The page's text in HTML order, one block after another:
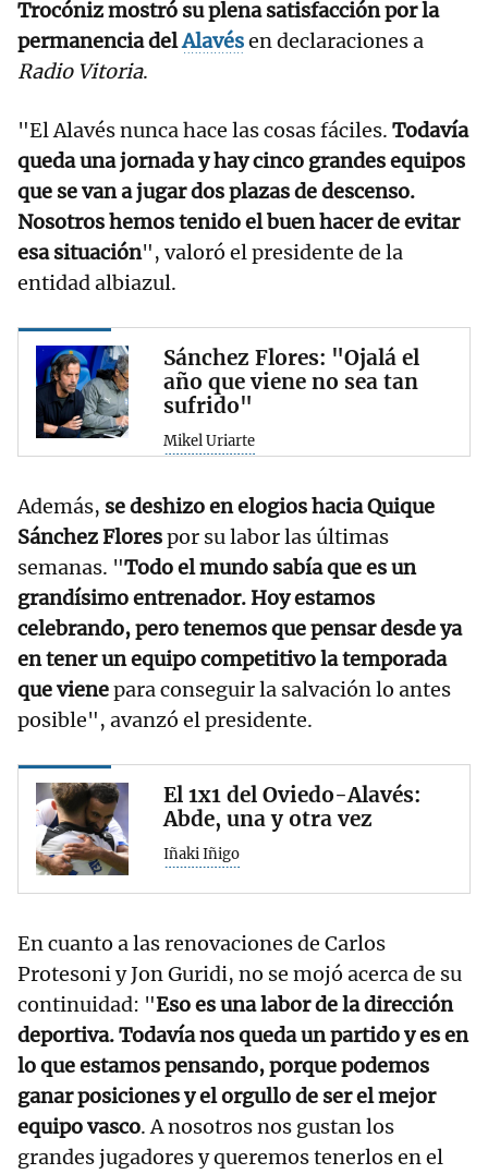
Trocóniz mostró su plena satisfacción por la
permanencia delAlavésen declaraciones a
Radio Vitoria.
"El Alavés nunca hace las cosas fáciles. Todavía
queda una jornada y hay cinco grandes equipos
que se van a jugar dos plazas de descenso.
Nosotros hemos tenido el buen hacer de evitar
esa situación", valoró el presidente de la
entidad albiazul.
Sánchez Flores: "Ojalá el
año que viene no sea tan
sufrido"
Mikel Uriarte
Además, se deshizo en elogios hacia Quique
Sánchez Florespor su labor las últimas
semanas. "Todo el mundo sabía que es un
grandísimo entrenador. Hoy estamos
celebrando, pero tenemos que pensar desde ya
en tener un equipo competitivo la temporada
que vienepara conseguir la salvación lo antes
posible", avanzó el presidente.
El 1x1 del Oviedo-Alavés:
Abde, una y otra vez
Iñaki Iñigo
En cuanto a las renovaciones de Carlos
Protesoni y Jon Guridi, no se mojó acerca de su
continuidad: "Eso es una labor de la dirección
deportiva. Todavía nos queda un partido y es en
lo que estamos pensando, porque podemos
ganar posiciones y el orgullo de ser el mejor
equipo vasco. A nosotros nos gustan los
grandes jugadores y queremos tenerlos en el